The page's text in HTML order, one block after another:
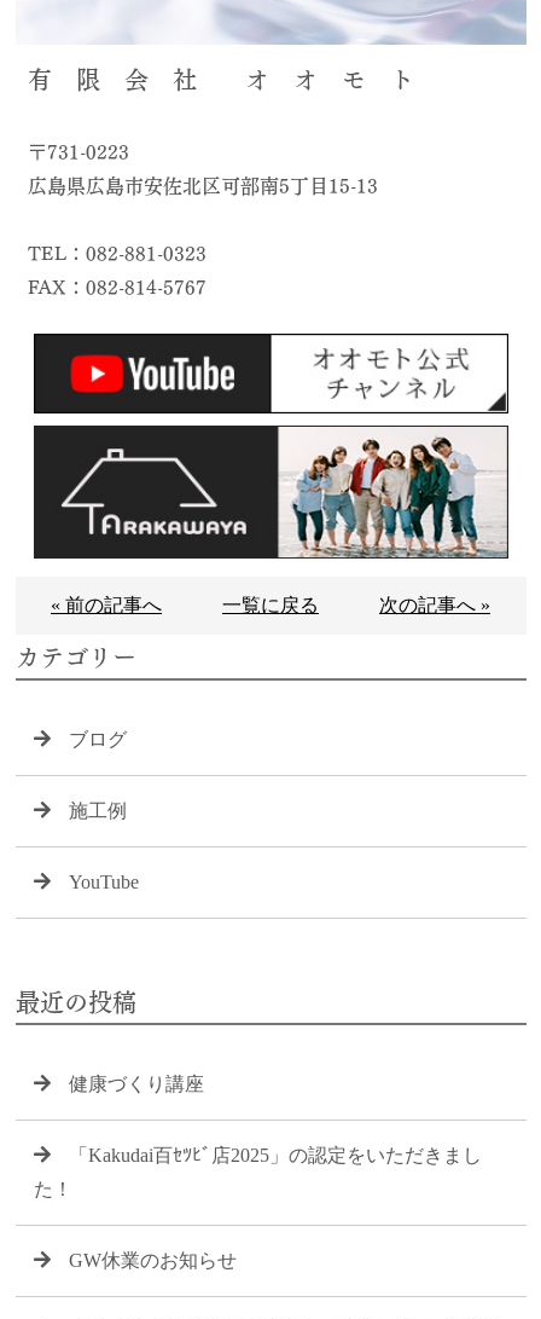
有 限 会 社 オ オ モ ト
〒731-0223
広島県広島市安佐北区可部南5丁目15-13
TEL：082-881-0323
FAX：082-814-5767
« 前の記事へ 一覧に戻る 次の記事へ »
カテゴリー
ブログ
施工例
YouTube
最近の投稿
健康づくり講座
「Kakudai百ｾﾂﾋﾞ店2025」の認定をいただきまし
た！
GW休業のお知らせ